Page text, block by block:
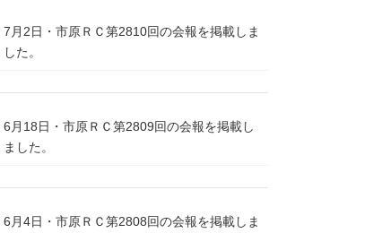
7月2日・市原ＲＣ第2810回の会報を掲載しま
した。
6月18日・市原ＲＣ第2809回の会報を掲載し
ました。
6月4日・市原ＲＣ第2808回の会報を掲載しま